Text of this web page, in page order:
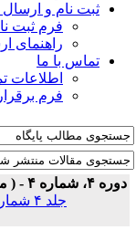
ثبت نام و ارسال
فرم ثبت نام
راهنمای
تماس با ما
اطلاعات
فرم
شماره ۴ - ( مجله روانشناسی و روانپزشکی شناخت ۱۳۹۶ )
جلد ۴ شماره ۴ صفحات ۵۶-۴۴